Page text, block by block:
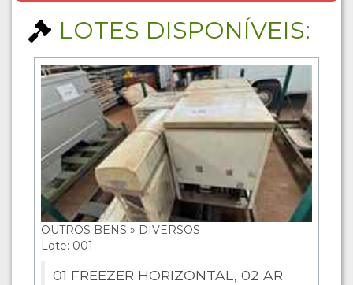
LOTES DISPONÍVEIS:
OUTROS BENS » DIVERSOS
Lote: 001
01 FREEZER HORIZONTAL, 02 AR